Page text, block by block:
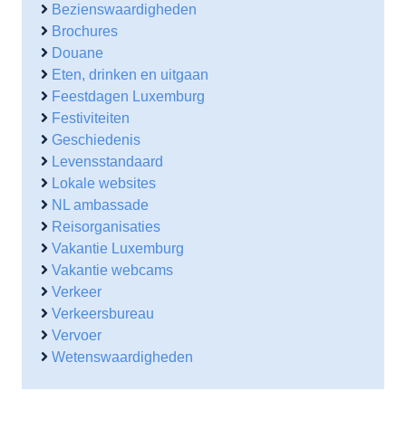
Bezienswaardigheden
Brochures
Douane
Eten, drinken en uitgaan
Feestdagen Luxemburg
Festiviteiten
Geschiedenis
Levensstandaard
Lokale websites
NL ambassade
Reisorganisaties
Vakantie Luxemburg
Vakantie webcams
Verkeer
Verkeersbureau
Vervoer
Wetenswaardigheden